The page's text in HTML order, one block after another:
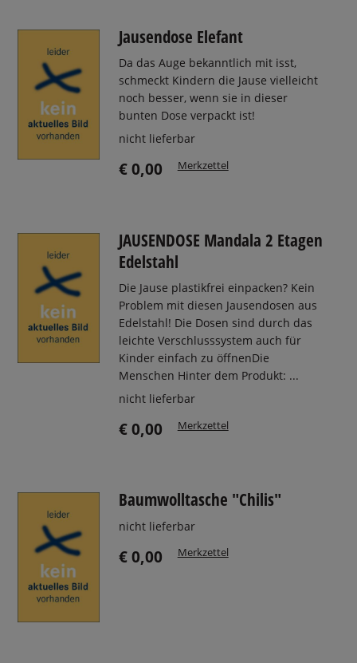
Jausendose Elefant
Da das Auge bekanntlich mit isst,
schmeckt Kindern die Jause vielleicht
noch besser, wenn sie in dieser
bunten Dose verpackt ist!
nicht lieferbar
€ 0,00 Merkzettel
JAUSENDOSE Mandala 2 Etagen
Edelstahl
Die Jause plastikfrei einpacken? Kein
Problem mit diesen Jausendosen aus
Edelstahl! Die Dosen sind durch das
leichte Verschlusssystem auch für
Kinder einfach zu öffnenDie
Menschen Hinter dem Produkt: ...
nicht lieferbar
€ 0,00 Merkzettel
Baumwolltasche "Chilis"
nicht lieferbar
€ 0,00 Merkzettel